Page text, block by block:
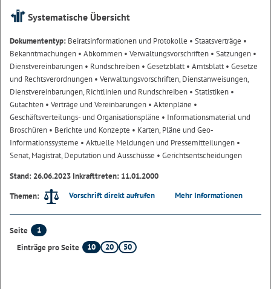
Systematische Übersicht
Dokumententyp: Beiratsinformationen und Protokolle • Staatsverträge •
Bekanntmachungen • Abkommen • Verwaltungsvorschriften • Satzungen •
Dienstvereinbarungen • Rundschreiben • Gesetzblatt• Amtsblatt• Gesetze
und Rechtsverordnungen • Verwaltungsvorschriften, Dienstanweisungen,
Dienstvereinbarungen, Richtlinien und Rundschreiben • Statistiken •
Gutachten • Verträge und Vereinbarungen • Aktenpläne •
Geschäftsverteilungs- und Organisationspläne • Informationsmaterial und
Broschüren • Berichte und Konzepte • Karten, Pläne und Geo-
Informationssysteme • Aktuelle Meldungen und Pressemitteilungen •
Senat, Magistrat, Deputation und Ausschüsse • Gerichtsentscheidungen
Stand: 26.06.2023 Inkrafttreten: 11.01.2000
Themen:
Vorschrift direkt aufrufen Mehr Informationen
Seite
1
Einträge pro Seite
10 20 50